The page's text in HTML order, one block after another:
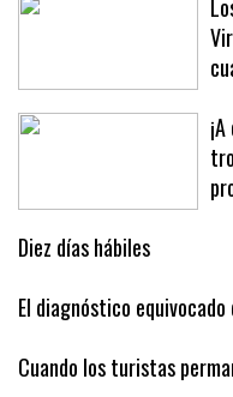
Diez días hábiles
El diagnóstico equivocado
Cuando los turistas